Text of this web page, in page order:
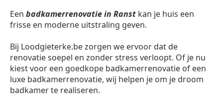
Een badkamerrenovatie in Ranst kan je huis een
frisse en moderne uitstraling geven.
Bij Loodgieterke.be zorgen we ervoor dat de
renovatie soepel en zonder stress verloopt. Of je nu
kiest voor een goedkope badkamerrenovatie of een
luxe badkamerrenovatie, wij helpen je om je droom
badkamer te realiseren.